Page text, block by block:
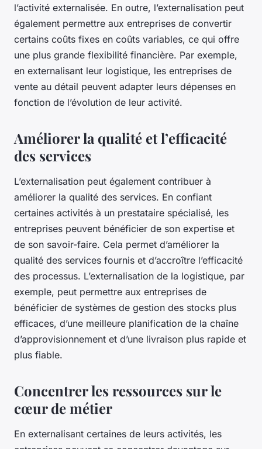
l’activité externalisée. En outre, l’externalisation peut
également permettre aux entreprises de convertir
certains coûts fixes en coûts variables, ce qui offre
une plus grande flexibilité financière. Par exemple,
en externalisant leur logistique, les entreprises de
vente au détail peuvent adapter leurs dépenses en
fonction de l’évolution de leur activité.
Améliorer la qualité et l’efficacité
des services
L’externalisation peut également contribuer à
améliorer la qualité des services. En confiant
certaines activités à un prestataire spécialisé, les
entreprises peuvent bénéficier de son expertise et
de son savoir-faire. Cela permet d’améliorer la
qualité des services fournis et d’accroître l’efficacité
des processus. L’externalisation de la logistique, par
exemple, peut permettre aux entreprises de
bénéficier de systèmes de gestion des stocks plus
efficaces, d’une meilleure planification de la chaîne
d’approvisionnement et d’une livraison plus rapide et
plus fiable.
Concentrer les ressources sur le
cœur de métier
En externalisant certaines de leurs activités, les